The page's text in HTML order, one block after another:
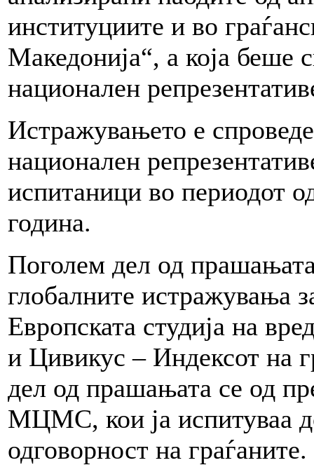
институциите и во
Македонија“, а која беше
национален
Истражувањето е
национален
испитаници во периодот
година.
Поголем дел од
глобалните истражувања
Европската студија на
и Цивикус – Индексот на
дел од прашањата се од
МЦМС, кои ја испитуваа
одговорност на граѓаните.